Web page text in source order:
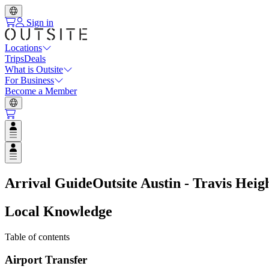
Sign in
Locations
TripsDeals
What is Outsite
For Business
Become a Member
Open user menu
Open user menu
Arrival GuideOutsite Austin - Travis
Local Knowledge
Table of contents
Airport Transfer